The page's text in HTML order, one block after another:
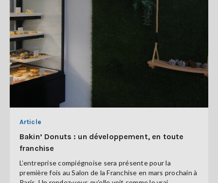
Article
Bakin’ Donuts : un développement, en toute
franchise
L’entreprise compiégnoise sera présente pour la
première fois au Salon de la Franchise en mars prochain à